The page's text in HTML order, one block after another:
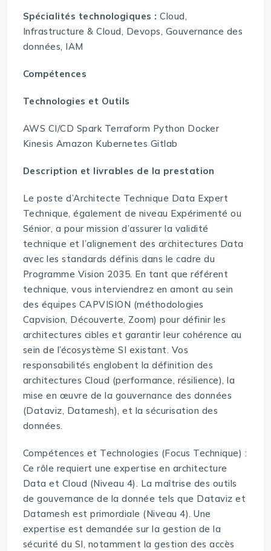
Spécialités technologiques :Cloud,
Infrastructure & Cloud, Devops, Gouvernance des
données, IAM
Compétences
Technologies et Outils
AWS CI/CD Spark Terraform Python Docker
Kinesis Amazon Kubernetes Gitlab
Description et livrables de la prestation
Le poste d’Architecte Technique Data Expert
Technique, également de niveau Expérimenté ou
Sénior, a pour mission d’assurer la validité
technique et l’alignement des architectures Data
avec les standards définis dans le cadre du
Programme Vision 2035. En tant que référent
technique, vous interviendrez en amont au sein
des équipes CAPVISION (méthodologies
Capvision, Découverte, Zoom) pour définir les
architectures cibles et garantir leur cohérence au
sein de l’écosystème SI existant. Vos
responsabilités englobent la définition des
architectures Cloud (performance, résilience), la
mise en œuvre de la gouvernance des données
(Dataviz, Datamesh), et la sécurisation des
données.
Compétences et Technologies (Focus Technique) :
Ce rôle requiert une expertise en architecture
Data et Cloud (Niveau 4). La maîtrise des outils
de gouvernance de la donnée tels que Dataviz et
Datamesh est primordiale (Niveau 4). Une
expertise est demandée sur la gestion de la
sécurité du SI, notamment la gestion des accès